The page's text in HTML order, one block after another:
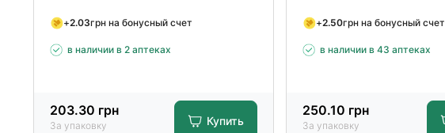
+2.03грн на бонусный счет
в наличии в 2 аптеках
203.30 грн
За упаковку Купить
+2.50грн на бонусный счет
в наличии в 43 аптеках
250.10 грн
За упаковку